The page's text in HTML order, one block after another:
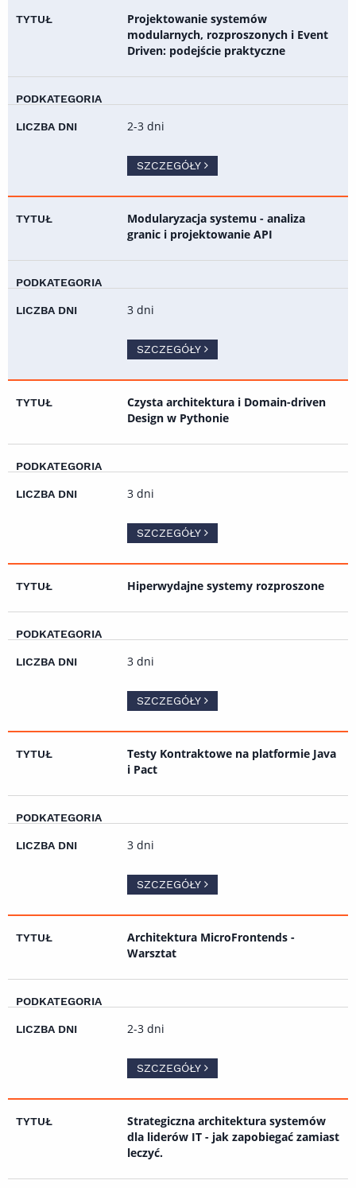
Projektowanie systemów
modularnych, rozproszonych i Event
Driven: podejście praktyczne
2-3 dni
SZCZEGÓŁY
Modularyzacja systemu - analiza
granic i projektowanie API
3 dni
SZCZEGÓŁY
Czysta architektura i Domain-driven
Design w Pythonie
3 dni
SZCZEGÓŁY
Hiperwydajne systemy rozproszone
3 dni
SZCZEGÓŁY
Testy Kontraktowe na platformie Java
i Pact
3 dni
SZCZEGÓŁY
Architektura MicroFrontends -
Warsztat
2-3 dni
SZCZEGÓŁY
Strategiczna architektura systemów
dla liderów IT - jak zapobiegać zamiast
leczyć.